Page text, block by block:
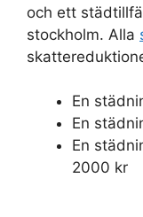
och ett
stockholm. Alla
En
En
En
2000 kr